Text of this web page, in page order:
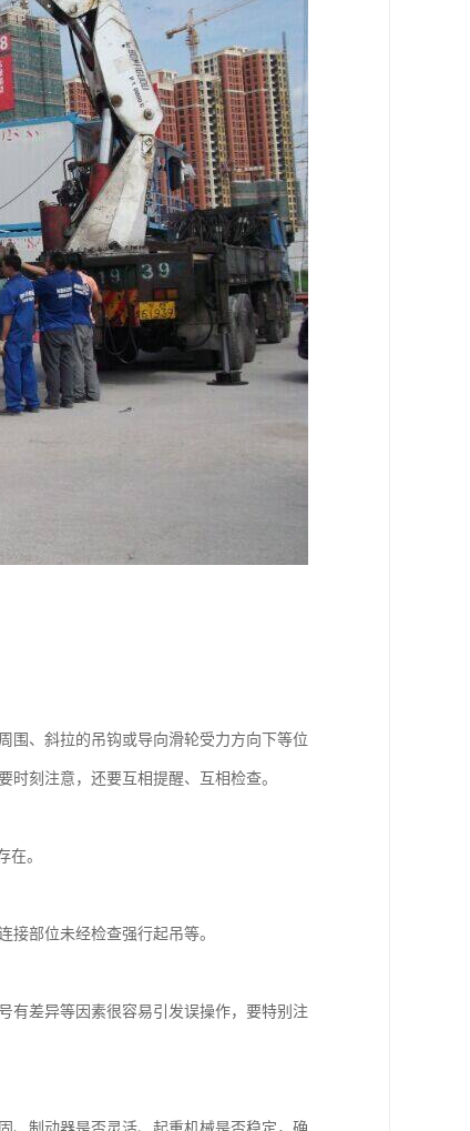
围、斜拉的吊钩或导向滑轮受力方向下等位
刻注意，还要互相提醒、互相检查。
在。
部位未经检查强行起吊等。
有差异等因素很容易引发误操作，要特别注